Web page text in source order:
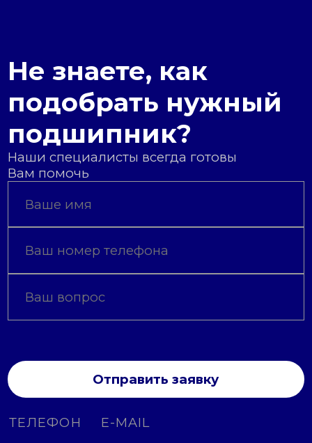
Не знаете, как
подобрать нужный
подшипник?
Наши специалисты всегда готовы
Вам помочь
Отправить заявку
ТЕЛЕФОН E-MAIL